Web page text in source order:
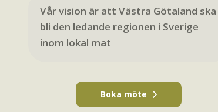
Vår vision är att Västra Götaland ska
bli den ledande regionen i Sverige
inom lokal mat
Boka möte